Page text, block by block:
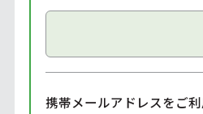
携帯メールアドレスをご